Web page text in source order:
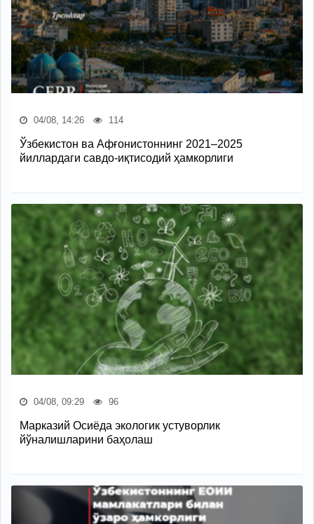
04/08, 14:26 114
Ўзбекистон ва Афғонистоннинг 2021–2025
йиллардаги савдо-иқтисодий ҳамкорлиги
04/08, 09:29 96
Марказий Осиёда экологик устуворлик
йўналишларини баҳолаш